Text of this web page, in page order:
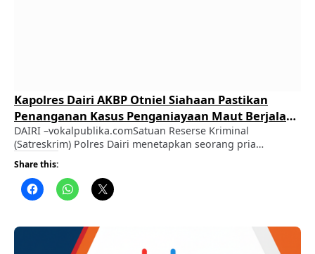
Kapolres Dairi AKBP Otniel Siahaan Pastikan
Penanganan Kasus Penganiayaan Maut Berjalan
Transparan dan Profesional
DAIRI –vokalpublika.comSatuan Reserse Kriminal
(Satreskrim) Polres Dairi menetapkan seorang pria
berinisial CT (51), pemilik sebuah kafe di Desa Kuta Buluh,
Kecamatan Tanah Pinem, sebagai tersangka dalam perkara
dugaan tindak pidana pembunuhan dan/atau
penganiayaan yang mengakibatkan meninggal dunia.
berdasarkan hasil penyelidikan dan penyidikan Satreskrim
Polres Dairi atas laporan yang diterima pada …
Share this: